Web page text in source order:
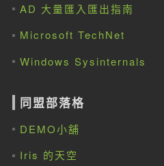
AD 大量匯入匯出指南
Microsoft TechNet
Windows Sysinternals
同盟部落格
DEMO小舖
Iris 的天空